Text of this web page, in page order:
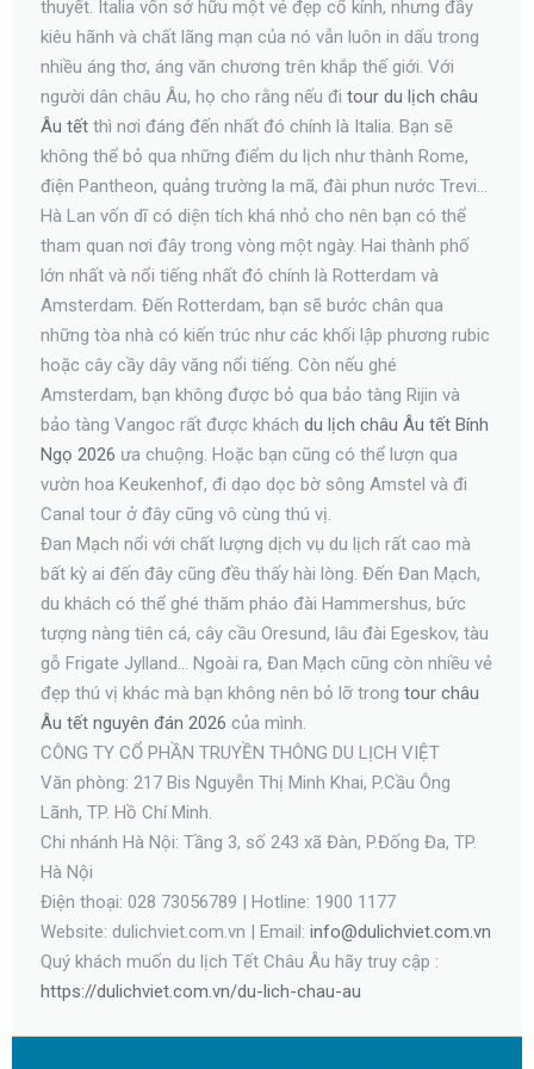
thuyết. Italia vốn sở hữu một vẻ đẹp cổ kính, nhưng đầy
kiêu hãnh và chất lãng mạn của nó vẫn luôn in dấu trong
nhiều áng thơ, áng văn chương trên khắp thế giới. Với
người dân châu Âu, họ cho rằng nếu đi tour du lịch châu
Âu tết thì nơi đáng đến nhất đó chính là Italia. Bạn sẽ
không thể bỏ qua những điểm du lịch như thành Rome,
điện Pantheon, quảng trường la mã, đài phun nước Trevi…
Hà Lan vốn dĩ có diện tích khá nhỏ cho nên bạn có thể
tham quan nơi đây trong vòng một ngày. Hai thành phố
lớn nhất và nổi tiếng nhất đó chính là Rotterdam và
Amsterdam. Đến Rotterdam, bạn sẽ bước chân qua
những tòa nhà có kiến trúc như các khối lập phương rubic
hoặc cây cầy dây văng nổi tiếng. Còn nếu ghé
Amsterdam, bạn không được bỏ qua bảo tàng Rijin và
bảo tàng Vangoc rất được khách du lịch châu Âu tết Bính
Ngọ 2026 ưa chuộng. Hoặc bạn cũng có thể lượn qua
vườn hoa Keukenhof, đi dạo dọc bờ sông Amstel và đi
Canal tour ở đây cũng vô cùng thú vị.
Đan Mạch nổi với chất lượng dịch vụ du lịch rất cao mà
bất kỳ ai đến đây cũng đều thấy hài lòng. Đến Đan Mạch,
du khách có thể ghé thăm pháo đài Hammershus, bức
tượng nàng tiên cá, cây cầu Oresund, lâu đài Egeskov, tàu
gỗ Frigate Jylland… Ngoài ra, Đan Mạch cũng còn nhiều vẻ
đẹp thú vị khác mà bạn không nên bỏ lỡ trong tour châu
Âu tết nguyên đán 2026 của mình.
CÔNG TY CỔ PHẦN TRUYỀN THÔNG DU LỊCH VIỆT
Văn phòng: 217 Bis Nguyễn Thị Minh Khai, P.Cầu Ông
Lãnh, TP. Hồ Chí Minh.
Chi nhánh Hà Nội: Tầng 3, số 243 xã Đàn, P.Đống Đa, TP.
Hà Nội
Điện thoại: 028 73056789 | Hotline: 1900 1177
Website: dulichviet.com.vn | Email: info@dulichviet.com.vn
Quý khách muốn du lịch Tết Châu Âu hãy truy cập :
https://dulichviet.com.vn/du-lich-chau-au